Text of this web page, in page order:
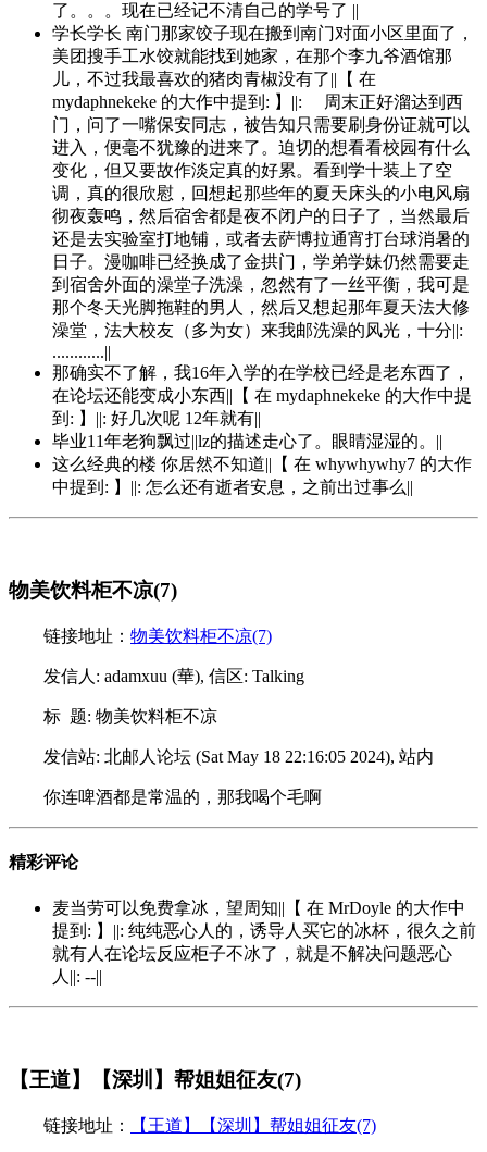
了。。。现在已经记不清自己的学号了 ||
学长学长 南门那家饺子现在搬到南门对面小区里面了，
美团搜手工水饺就能找到她家，在那个李九爷酒馆那
儿，不过我最喜欢的猪肉青椒没有了||【 在
mydaphnekeke 的大作中提到: 】||: 周末正好溜达到西
门，问了一嘴保安同志，被告知只需要刷身份证就可以
进入，便毫不犹豫的进来了。迫切的想看看校园有什么
变化，但又要故作淡定真的好累。看到学十装上了空
调，真的很欣慰，回想起那些年的夏天床头的小电风扇
彻夜轰鸣，然后宿舍都是夜不闭户的日子了，当然最后
还是去实验室打地铺，或者去萨博拉通宵打台球消暑的
日子。漫咖啡已经换成了金拱门，学弟学妹仍然需要走
到宿舍外面的澡堂子洗澡，忽然有了一丝平衡，我可是
那个冬天光脚拖鞋的男人，然后又想起那年夏天法大修
澡堂，法大校友（多为女）来我邮洗澡的风光，十分||:
............||
那确实不了解，我16年入学的在学校已经是老东西了，
在论坛还能变成小东西||【 在 mydaphnekeke 的大作中提
到: 】||: 好几次呢 12年就有||
毕业11年老狗飘过||lz的描述走心了。眼睛湿湿的。||
这么经典的楼 你居然不知道||【 在 whywhywhy7 的大作
中提到: 】||: 怎么还有逝者安息，之前出过事么||
物美饮料柜不凉(7)
链接地址： 物美饮料柜不凉(7)
发信人: adamxuu (華), 信区: Talking
标 题: 物美饮料柜不凉
发信站: 北邮人论坛 (Sat May 18 22:16:05 2024), 站内
你连啤酒都是常温的，那我喝个毛啊
精彩评论
麦当劳可以免费拿冰，望周知||【 在 MrDoyle 的大作中
提到: 】||: 纯纯恶心人的，诱导人买它的冰杯，很久之前
就有人在论坛反应柜子不冰了，就是不解决问题恶心
人||: --||
【王道】【深圳】帮姐姐征友(7)
链接地址： 【王道】【深圳】帮姐姐征友(7)